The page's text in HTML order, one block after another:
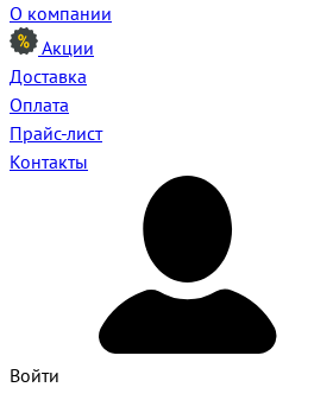
О компании
Акции
Доставка
Оплата
Прайс-лист
Контакты
Войти